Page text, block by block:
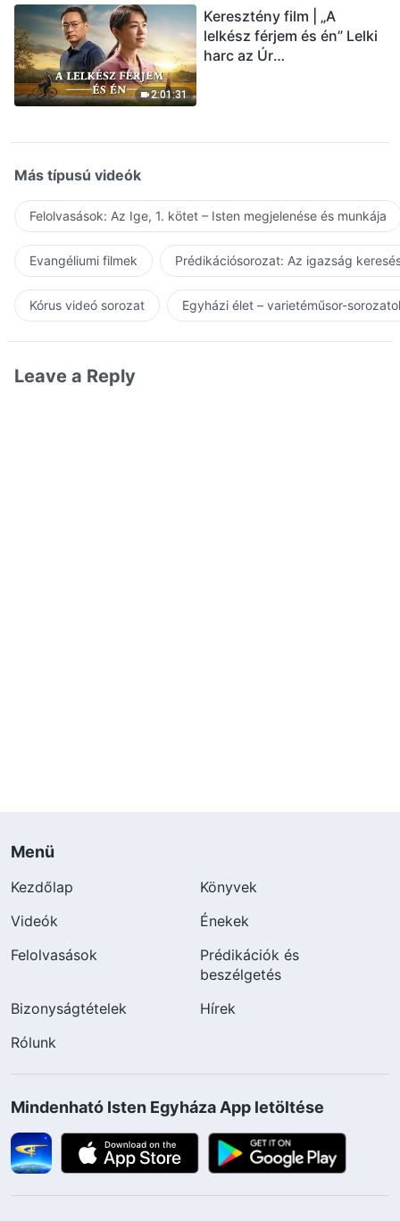
2:01:31
Keresztény film | „A
lelkész férjem és én” Lelki
harc az Úr
Más típusú videók
Felolvasások: Az Ige, 1. kötet – Isten megjelenése és munkája
Evangéliumi filmek Prédikációsorozat: Az igazság
Kórus videó sorozat Egyházi élet – varietéműsor-
Leave a Reply
Menü
Kezdőlap
Könyvek
Videók
Énekek
Felolvasások
Prédikációk és
beszélgetés
Bizonyságtételek
Hírek
Rólunk
Mindenható Isten Egyháza App letöltése